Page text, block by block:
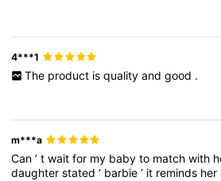
4***1
The product is quality and good .
m***a
Can’twaitfor my babyto matchwith
daughterstated‘ barbie’ it reminds her